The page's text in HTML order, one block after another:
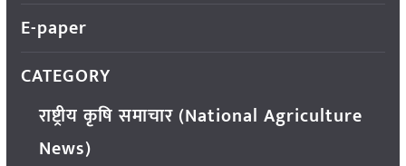
E-paper
CATEGORY
राष्ट्रीय कृषि समाचार (National Agriculture
News)